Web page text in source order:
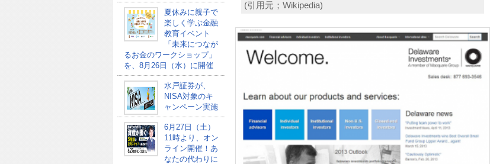
夏休みに親子で
楽しく学ぶ金融
教育イベント
「未来につなが
るお金のワークショップ」
を、8月26日（水）に開催
水戸証券が、
NISA対象のキ
ャンペーン実施
6月27日（土）
11時より、オン
ライン開催！あ
なたの代わりに
(引用元；Wikipedia)